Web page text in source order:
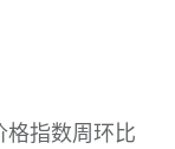
指数周环比